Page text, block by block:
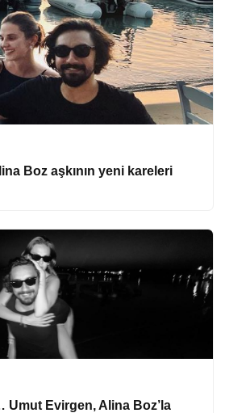
Boz aşkının yeni kareleri
Umut Evirgen, Alina Boz’la